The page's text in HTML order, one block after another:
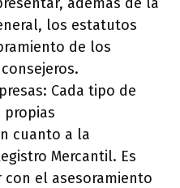
los estatutos
de los
Cada tipo de
propias
cuanto a la
Mercantil. Es
el asesoramiento